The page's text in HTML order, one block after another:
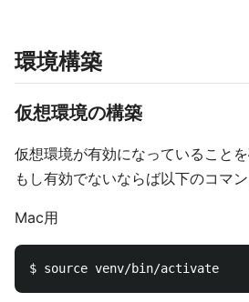
環境構築
仮想環境の構築
仮想環境が有効になっていることを
もし有効でないならば以下のコマ
Mac用